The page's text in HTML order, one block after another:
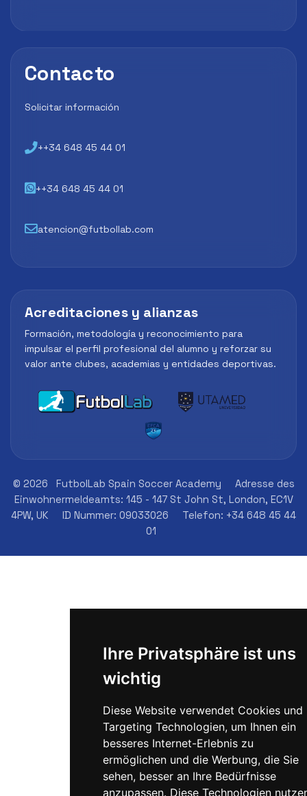
Ihre Privatsphäre ist uns
wichtig
Diese Website verwendet Cookies und
Targeting Technologien, um Ihnen ein
besseres Internet-Erlebnis zu
ermöglichen und die Werbung, die Sie
sehen, besser an Ihre Bedürfnisse
anzupassen. Diese Technologien
Contacto
Solicitar información
++34 648 45 44 01
++34 648 45 44 01
atencion@futbollab.com
Acreditaciones y alianzas
Formación, metodología y reconocimiento para
impulsar el perfil profesional del alumno y reforzar su
valor ante clubes, academias y entidades deportivas.
© 2026 FutbolLab Spain Soccer Academy
Adresse des
Einwohnermeldeamts: 145 - 147 St John St, London, EC1V
4PW, UK
ID Nummer: 09033026
Telefon: +34 648 45 44
01